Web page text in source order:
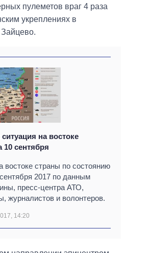
пулеметов враг 4 раза
укреплениях в
Зайцево.
на востоке
10 сентября
востоке страны по состоянию
2017 по данным
пресс-центра АТО,
журналистов и волонтеров.
14:20